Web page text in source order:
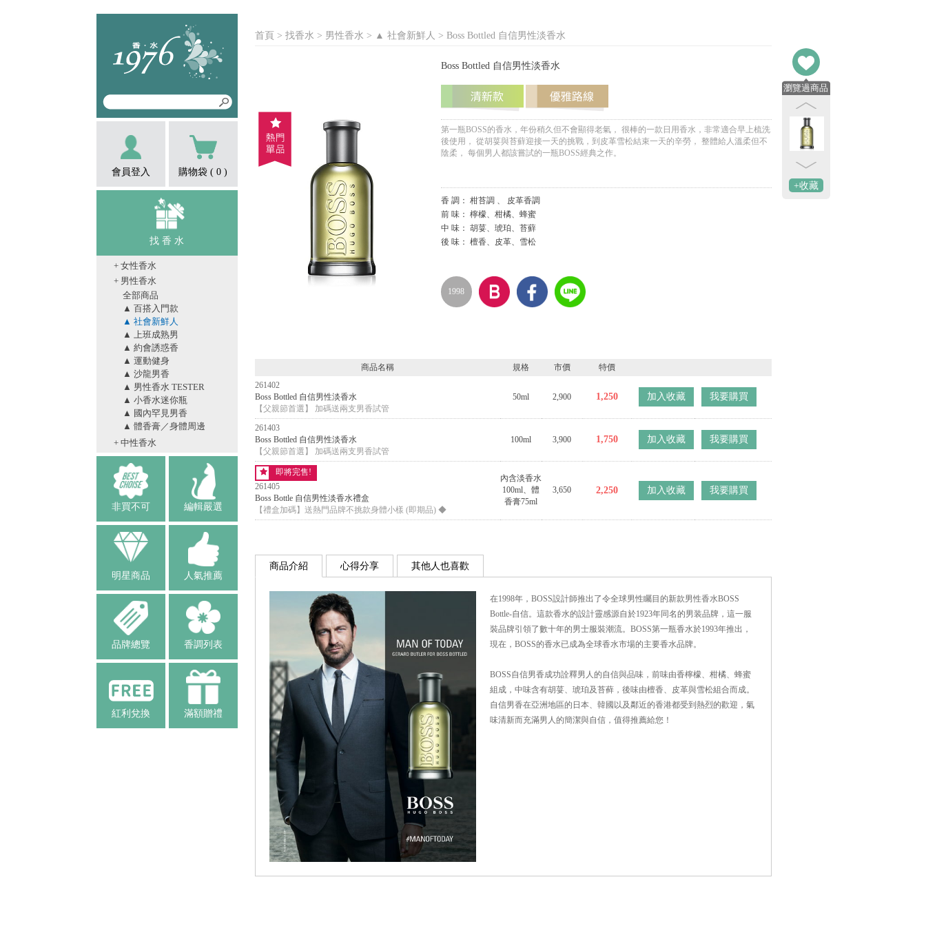
會員登入 購物袋 ( 0 )
找 香 水
+ 女性香水
+ 男性香水
全部商品
▲ 百搭入門款
▲ 社會新鮮人
▲ 上班成熟男
▲ 約會誘惑香
▲ 運動健身
▲ 沙龍男香
▲ 男性香水 TESTER
▲ 小香水迷你瓶
▲ 國內罕見男香
▲ 體香膏／身體周邊
+ 中性香水
非買不可 編輯嚴選
明星商品 人氣推薦
品牌總覽 香調列表
紅利兌換 滿額贈禮
首頁 > 找香水 > 男性香水 > ▲ 社會新鮮人 > Boss Bottled 自信男性淡香水
Boss Bottled 自信男性淡香水
第一瓶BOSS的香水，年份稍久但不會顯得老氣， 很棒的一款日用香水，非常適合早上梳洗
後使用， 從胡荽與苔蘚迎接一天的挑戰，到皮革雪松結束一天的辛勞， 整體給人溫柔但不
陰柔， 每個男人都該嘗試的一瓶BOSS經典之作。
香 調： 柑苔調 、 皮革香調
前 味： 檸檬、柑橘、蜂蜜
中 味： 胡荽、琥珀、苔蘚
後 味： 檀香、皮革、雪松
1998
商品名稱 規格 市價
特價
261402
Boss Bottled 自信男性淡香水
【父親節首選】 加碼送兩支男香試管
50ml 2,900 1,250 加入收藏 我要購買
261403
Boss Bottled 自信男性淡香水
【父親節首選】 加碼送兩支男香試管
100ml 3,900 1,750 加入收藏 我要購買
即將完售!
261405
Boss Bottle 自信男性淡香水禮盒
【禮盒加碼】送熱門品牌不挑款身體小樣 (即期品) ◆
內含淡香水
100ml、體
香膏75ml
3,650 2,250 加入收藏 我要購買
商品介紹 心得分享 其他人也喜歡
在1998年，BOSS設計師推出了令全球男性矚目的新款男性香水BOSS
Bottle-自信。這款香水的設計靈感源自於1923年同名的男装品牌，這一服
裝品牌引領了數十年的男士服裝潮流。BOSS第一瓶香水於1993年推出，
現在，BOSS的香水已成為全球香水市場的主要香水品牌。
BOSS自信男香成功詮釋男人的自信與品味，前味由香檸檬、柑橘、蜂蜜
組成，中味含有胡荽、琥珀及苔藓，後味由檀香、皮革與雪松組合而成。
自信男香在亞洲地區的日本、韓國以及鄰近的香港都受到熱烈的歡迎，氣
味清新而充滿男人的簡潔與自信，值得推薦給您！
瀏覽過商品
+收藏